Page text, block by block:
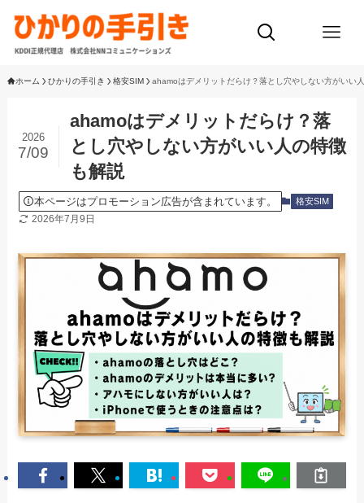
ホーム ひかりの手引き 格安SIM ahamoはデメリットだらけ？落とし穴やしない方がいい
ahamoはデメリットだらけ？落
とし穴やしない方がいい人の特徴
も解説
2026
7/09
本ページはプロモーション広告が含まれています。 格安SIM
2026年7月9日